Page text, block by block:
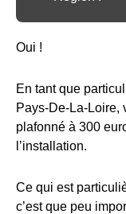
Oui !
En tant que
Pays-De-La-Loire,
plafonné à 300
l’installation.
Ce qui est
c’est que peu